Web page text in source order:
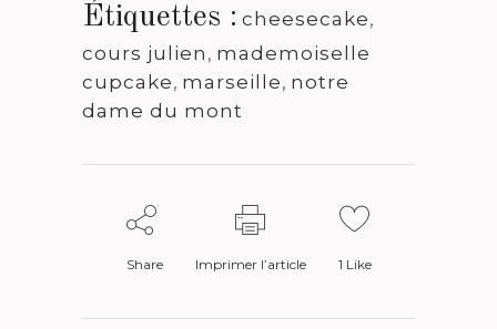
Étiquettes : cheesecake,
cours julien , mademoiselle
cupcake, marseille, notre
dame du mont
Share Imprimer l’article 1 Like